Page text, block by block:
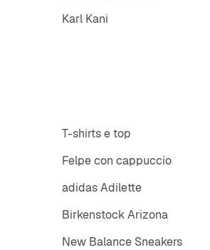
Karl Kani
T-shirts e top
Felpe con cappuccio
adidas Adilette
Birkenstock Arizona
New Balance Sneakers